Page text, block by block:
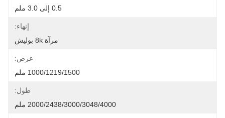
0.5 إلى 3.0 ملم
إنهاء:
مرآة 8k بوليش
عرض:
1000/1219/1500 ملم
طول:
2000/2438/3000/3048/4000 ملم